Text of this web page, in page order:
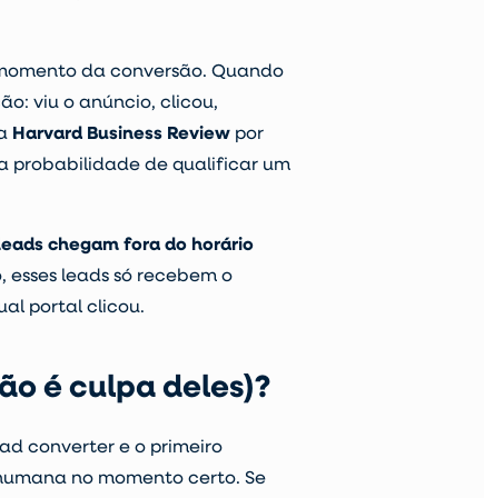
da conversão. Quando
viu o anúncio, clicou,
Harvard Business Review por
a probabilidade de qualificar um
chegam fora do horário
leads só recebem o
portal clicou.
é culpa deles)?
converter e o primeiro
no momento certo. Se